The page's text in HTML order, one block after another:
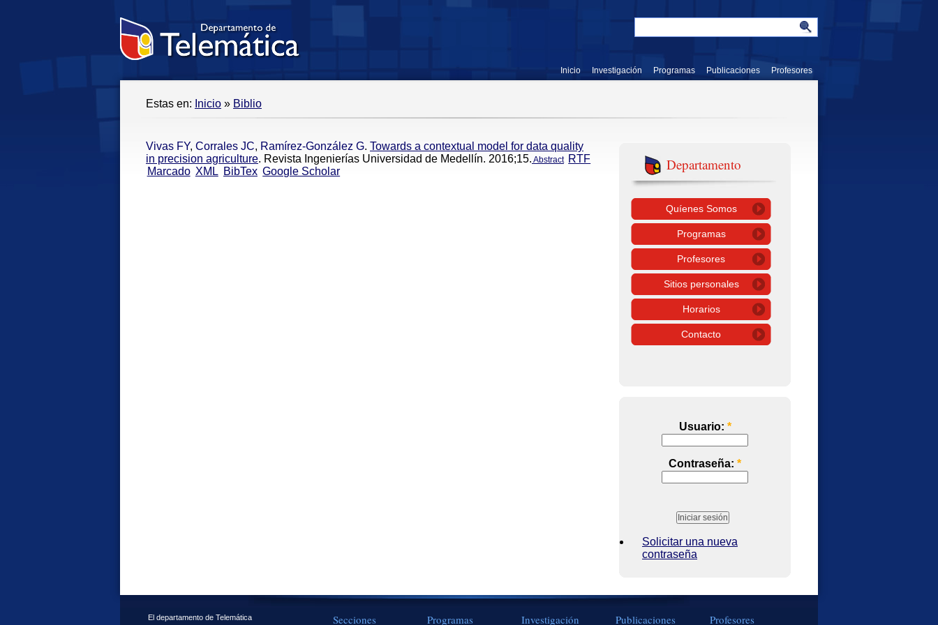
Inicio Investigación Programas Publicaciones Profesores
Estas en: Inicio » Biblio
Vivas FY, Corrales JC, Ramírez-González G. Towards a contextual model for data quality
in precision agriculture. Revista Ingenierías Universidad de Medellín. 2016;15. Abstract RTF
Marcado XML BibTex Google Scholar Departamento
Quíenes Somos
Programas
Profesores
Sitios personales
Horarios
Contacto
Usuario: *
Contraseña: *
Solicitar una nueva
contraseña
El departamento de Telemática
Secciones Programas Investigación Publicaciones Profesores